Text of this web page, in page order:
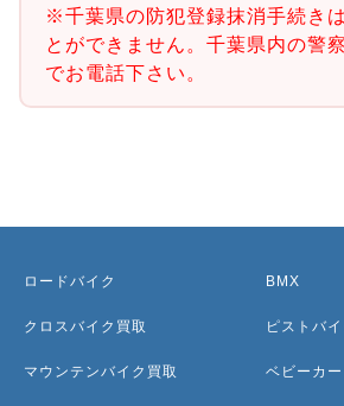
※千葉県の防犯登録抹消手続き
とができません。千葉県内の警
でお電話下さい。
ロードバイク
クロスバイク買取
マウンテンバイク買取
BMX
ピストバイ
ベビーカー